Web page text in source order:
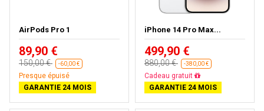
AirPods Pro 1
89,90 €
150,00 € -60,00 €
Presque épuisé
GARANTIE 24 MOIS
iPhone 14 Pro Max...
499,90 €
880,00 € -380,00 €
Cadeau gratuit
GARANTIE 24 MOIS